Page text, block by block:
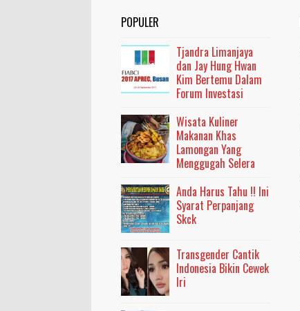
POPULER
Tjandra Limanjaya
dan Jay Hung Hwan
Kim Bertemu Dalam
Forum Investasi
Wisata Kuliner
Makanan Khas
Lamongan Yang
Menggugah Selera
Anda Harus Tahu !! Ini
Syarat Perpanjang
Skck
Transgender Cantik
Indonesia Bikin Cewek
Iri